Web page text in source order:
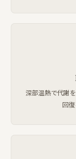
深部温熱で代謝
回復